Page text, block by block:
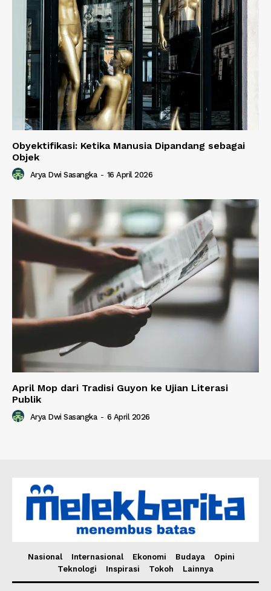
Obyektifikasi: Ketika Manusia Dipandang sebagai
Objek
Arya Dwi Sasangka - 16 April 2026
April Mop dari Tradisi Guyon ke Ujian Literasi
Publik
Arya Dwi Sasangka - 6 April 2026
Nasional Internasional Ekonomi Budaya
Opini
Teknologi
Inspirasi Tokoh Lainnya